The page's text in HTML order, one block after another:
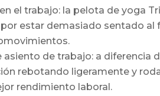
el trabajo: la pelota de yoga
estar demasiado sentado
asiento de trabajo: a diferencia
rebotando ligeramente y
rendimiento laboral.